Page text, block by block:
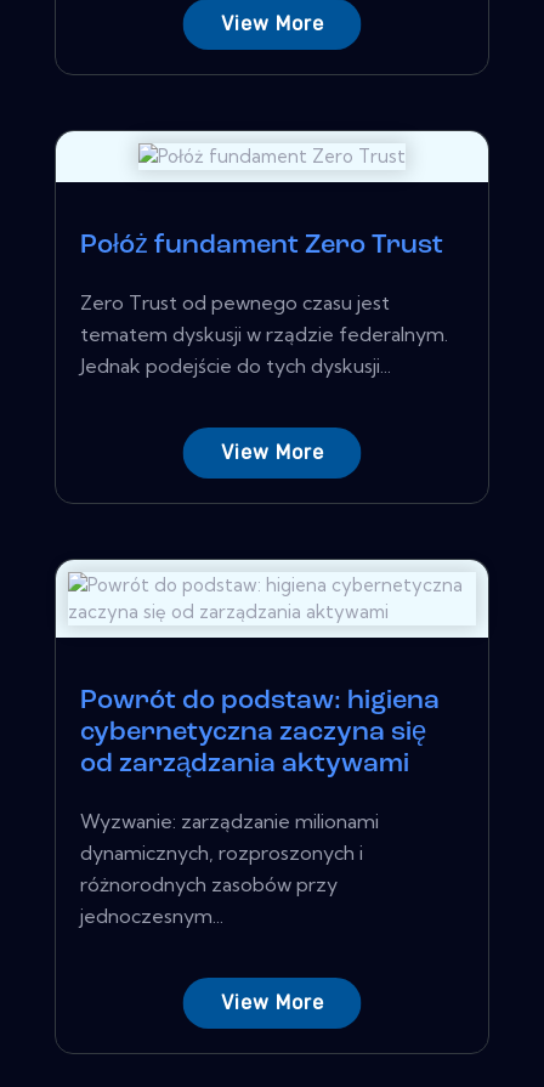
View More
Połóż fundament Zero Trust
Zero Trust od pewnego czasu jest
tematem dyskusji w rządzie federalnym.
Jednak podejście do tych dyskusji...
View More
Powrót do podstaw: higiena
cybernetyczna zaczyna się
od zarządzania aktywami
Wyzwanie: zarządzanie milionami
dynamicznych, rozproszonych i
różnorodnych zasobów przy
jednoczesnym...
View More